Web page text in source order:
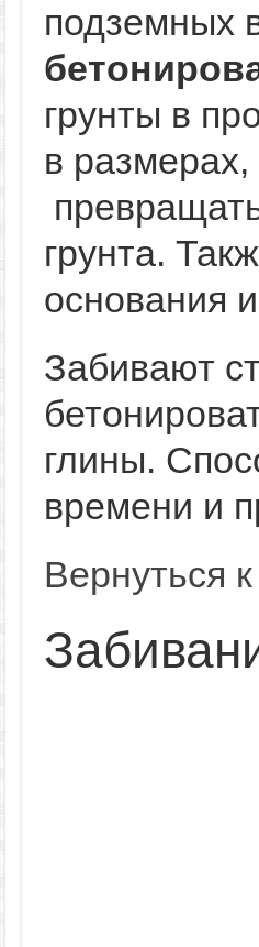
подземных
грунты в
в
грунта.
основания
Забивают
глины.
времени и
Вернуться